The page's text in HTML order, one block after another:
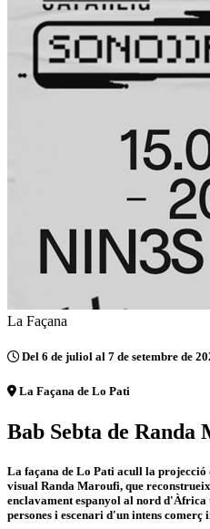
La Façana
Del 6 de juliol al 7 de setembre de
La Façana de Lo Pati
Bab Sebta de Randa
La façana de Lo Pati acull la projecció
visual Randa Maroufi, que
enclavament espanyol al nord
persones i escenari d'un intens